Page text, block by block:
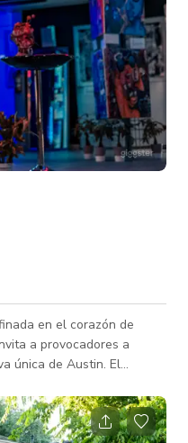
en el corazón de
a provocadores a
única de Austin. El
acuarela, clases de
oficina de negocios y una